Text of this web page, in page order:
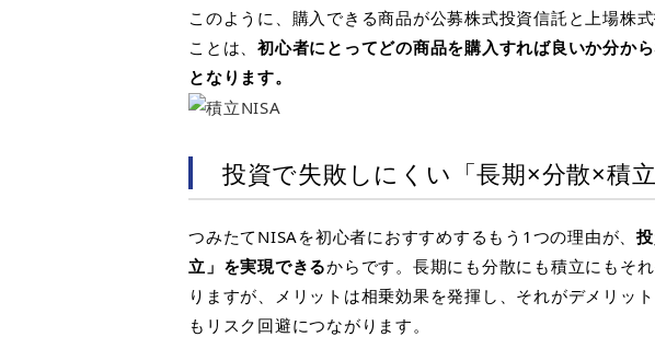
このように、購入できる商品が公募株式投資信託と上場株
ことは、 初心者にとってどの商品を購入すれば良いか分か
となります。
投資で失敗しにくい「長期×分散×積
つみたてNISA を初心者におすすめするもう 1 つの理由が、
立」を実現できるからです。長期にも分散にも積立にもそ
りますが、メリットは相乗効果を発揮し、それがデメリッ
もリスク回避につながります。